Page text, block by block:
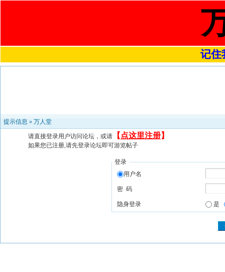
记住
提示信息 » 万人堂
请直接登录用户访问论坛，或请 【 点这里注册】
如果您已注册,请先登录论坛即可游览帖子
登录
用户名
密 码
隐身登录 是